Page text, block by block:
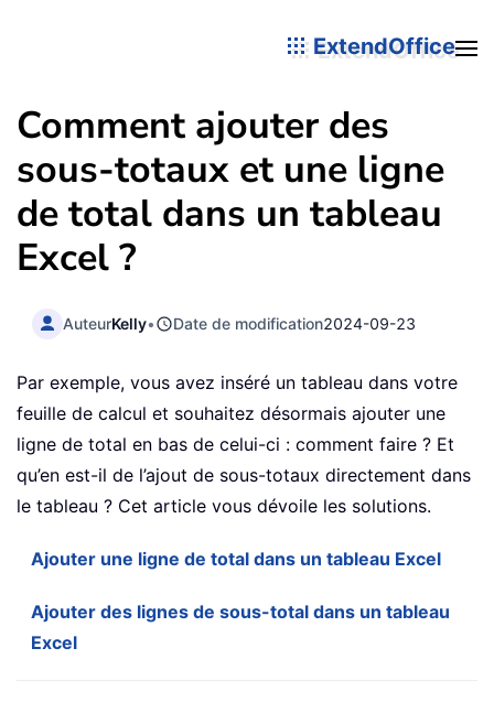
ExtendOffice
Comment ajouter des
sous-totaux et une ligne
de total dans un tableau
Excel ?
AuteurKelly• Date de modification2024-09-23
Par exemple, vous avez inséré un tableau dans votre
feuille de calcul et souhaitez désormais ajouter une
ligne de total en bas de celui-ci : comment faire ? Et
qu’en est-il de l’ajout de sous-totaux directement dans
le tableau ? Cet article vous dévoile les solutions.
Ajouter une ligne de total dans un tableau Excel
Ajouter des lignes de sous-total dans un tableau
Excel